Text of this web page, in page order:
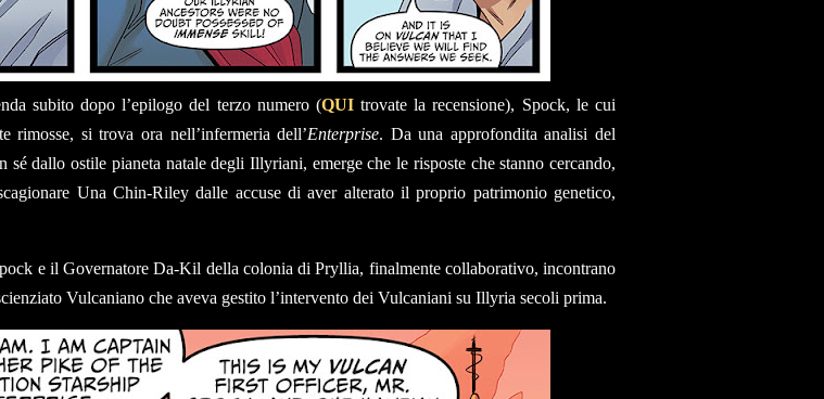
subito dopo l’epilogo del terzo numero (QUItrovate la recensione), Spock, le cui
rimosse, si trova ora nell’infermeria dell’Enterprise. Da una approfondita analisi del
sé dallo ostile pianeta natale degli Illyriani, emerge che le risposte che stanno cercando,
Una Chin-Riley dalle accuse di aver alterato il proprio patrimonio genetico,
e il Governatore Da-Kil della colonia di Pryllia, finalmente collaborativo, incontrano
Vulcaniano che aveva gestito l’intervento dei Vulcaniani su Illyria secoli prima.